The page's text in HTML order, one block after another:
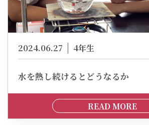
2024.06.27 4年生
水を熱し続けるとどうなるか
READ MORE